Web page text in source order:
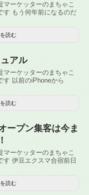
マーケッターのまちゃこ
す もう何年前になるのだ
読む
アル
マーケッターのまちゃこ
す 以前のiPhoneから
読む
ープン集客は今ま
マーケッターのまちゃこ
す 伊豆エクスマ合宿前日
読む